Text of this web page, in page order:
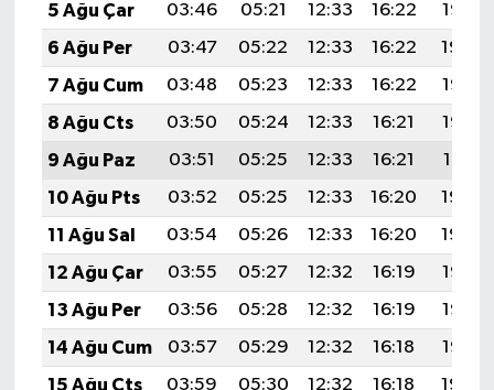
5 Ağu Çar
03:46 05:21 12:33 16:22
19:36
6 Ağu Per
03:47 05:22 12:33 16:22
19:34
7 Ağu Cum
03:48 05:23 12:33 16:22
19:33
8 Ağu Cts
03:50 05:24 12:33 16:21
19:32
9 Ağu Paz
03:51 05:25 12:33 16:21
19:31
10 Ağu Pts
03:52 05:25 12:33 16:20
19:30
11 Ağu Sal
03:54 05:26 12:33 16:20
19:29
12 Ağu Çar
03:55 05:27 12:32 16:19
19:28
13 Ağu Per
03:56 05:28 12:32 16:19
19:26
14 Ağu Cum
03:57 05:29 12:32 16:18
19:25
15 Ağu Cts
03:59 05:30 12:32 16:18
19:24